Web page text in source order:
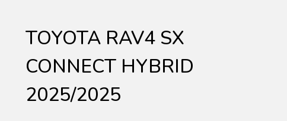
TOYOTA RAV4 SX
CONNECT HYBRID
2025/2025